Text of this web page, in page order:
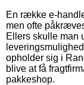
En række e-
men ofte
Ellers skulle man
opholder sig i
blive at få
pakkeshop.